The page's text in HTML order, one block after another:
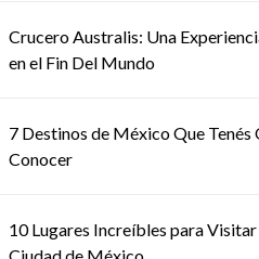
Crucero Australis: Una
en el Fin Del Mundo
7 Destinos de México Que Tenés
Conocer
10 Lugares Increíbles para